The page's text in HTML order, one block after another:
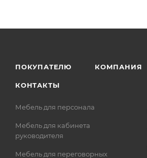
ПОКУПАТЕЛЮ КОМПАНИЯ
КОНТАКТЫ
Мебель для персонала
Мебель для кабинета
руководителя
Мебель для переговорных